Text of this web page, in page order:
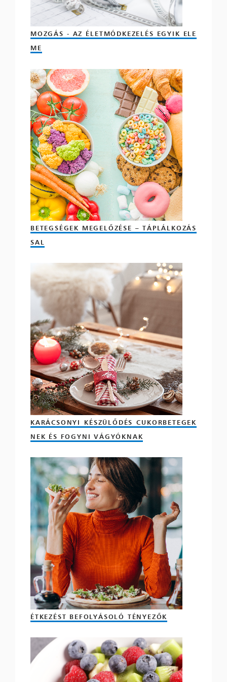
MOZGÁS - AZ ÉLETMÓDKEZELÉS EGYIK ELE
ME
BETEGSÉGEK MEGELŐZÉSE – TÁPLÁLKOZÁS
SAL
KARÁCSONYI KÉSZÜLŐDÉS CUKORBETEGEK
NEK ÉS FOGYNI VÁGYÓKNAK
ÉTKEZÉST BEFOLYÁSOLÓ TÉNYEZŐK